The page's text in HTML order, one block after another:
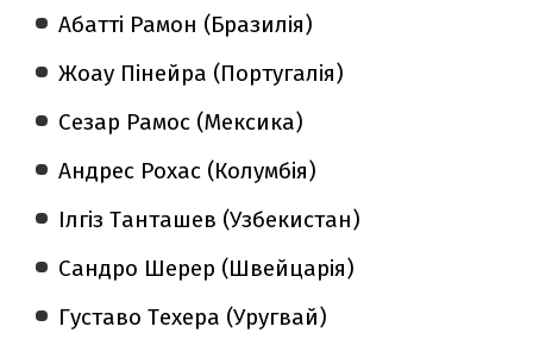
Абатті Рамон (Бразилія)
Жоау Пінейра (Португалія)
Сезар Рамос (Мексика)
Андрес Рохас (Колумбія)
Ілгіз Танташев (Узбекистан)
Сандро Шерер (Швейцарія)
Густаво Техера (Уругвай)